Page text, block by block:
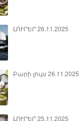
ԼՈՒՐԵՐ 26.11.2025
Բարի լույս 26.11.2025
ԼՈՒՐԵՐ 25.11.2025